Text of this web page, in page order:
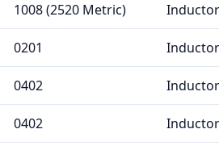
1008 (2520 Metric)
0201
0402
0402